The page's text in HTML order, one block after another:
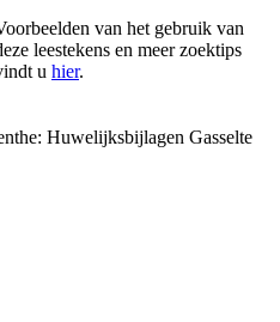
van het gebruik van
leestekens en meer zoektips
u hier.
Huwelijksbijlagen Gasselte